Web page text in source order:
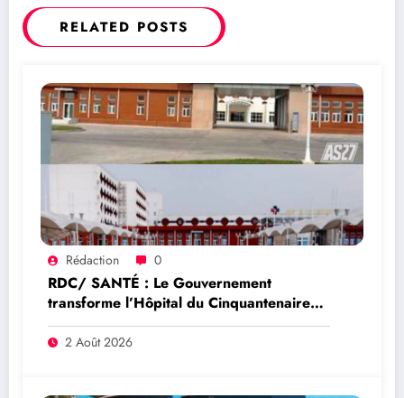
RELATED POSTS
Rédaction 0
RDC/ SANTÉ : Le Gouvernement
transforme l’Hôpital du Cinquantenaire
en Centre Hospitalier Universitaire
entièrement public
2 Août 2026